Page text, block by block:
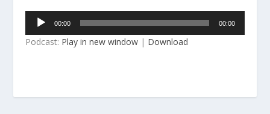
Tocador
áudio
00:00 00:00
Podcast: Play in new window | Download